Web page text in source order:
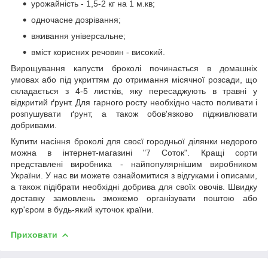
урожайність - 1,5-2 кг на 1 м.кв;
одночасне дозрівання;
вживання універсальне;
вміст корисних речовин - високий.
Вирощування капусти броколі починається в домашніх
умовах або під укриттям до отримання місячної розсади, що
складається з 4-5 листків, яку пересаджують в травні у
відкритий ґрунт. Для гарного росту необхідно часто поливати і
розпушувати ґрунт, а також обов'язково підживлювати
добривами.
Купити насіння броколі для своєї городньої ділянки недорого
можна в інтернет-магазині "7 Соток". Кращі сорти
представлені виробника - найпопулярнішим виробником
України. У нас ви можете ознайомитися з відгуками і описами,
а також підібрати необхідні добрива для своїх овочів. Швидку
доставку замовлень зможемо організувати поштою або
кур'єром в будь-який куточок країни.
Приховати